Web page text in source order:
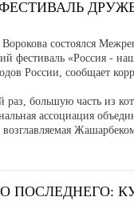
состоялся
фестиваль «Россия -
России, сообщает
раз, большую часть из
ассоциация
ПОСЛЕДНЕГО: